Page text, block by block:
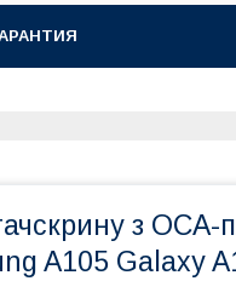
з OCA-
A105 Galaxy